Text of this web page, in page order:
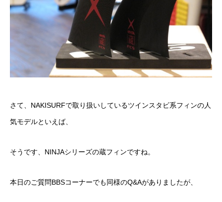
さて、NAKISURFで取り扱いしているツインスタビ系フィンの人
気モデルといえば、
そうです、 NINJAシリーズの蔵フィンですね。
本日のご質問BBSコーナーでも同様のQ&Aがありましたが、